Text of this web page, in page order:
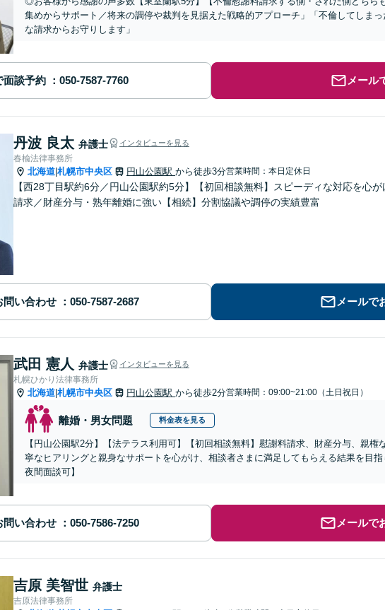
集めからサポート／将来の調停や裁判を見据えた戦略的アプローチ」「不倫してしま
な請求からお守りします」
面談予約 メール
丹波 良太 弁護士 インタビューを見る
春楡法律事務所
北海道 札幌市中央区 円山公園駅 から徒歩3分営業時間：本日定休日
【西28丁目駅約6分／円山公園駅約5分】【初回相談無料】スピーディな対応を心
請求／財産分与・熟年離婚に強い【相続】分割協議や調停の実績豊富
問い合わせ メールで
武田 憲人 弁護士 インタビューを見る
札幌ひかり法律事務所
北海道 札幌市中央区 円山公園駅 から徒歩2分営業時間：09:00~21:00（土日祝日）
離婚・男女問題 料金表を見る
【円山公園駅2分】【法テラス利用可】【初回相談無料】慰謝料請求、財産分与、親権
寧なヒアリングと親身なサポートを心がけ、相談者さまに満足してもらえる結果を目
夜間面談可】
問い合わせ メールで
吉原 美智世 弁護士
吉原法律事務所